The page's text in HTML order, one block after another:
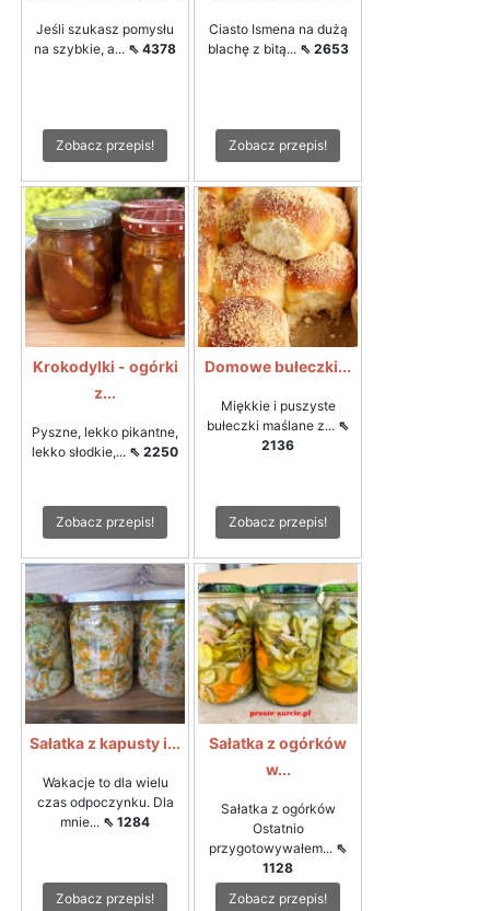
Jeśli szukasz pomysłu
na szybkie, a... ⇖ 4378
Zobacz przepis!
Ciasto Ismena na dużą
blachę z bitą... ⇖ 2653
Zobacz przepis!
Krokodylki - ogórki
z...
Pyszne, lekko pikantne,
lekko słodkie,... ⇖ 2250
Zobacz przepis!
Domowe bułeczki...
Miękkie i puszyste
bułeczki maślane z... ⇖
2136
Zobacz przepis!
Sałatka z kapusty i...
Wakacje to dla wielu
czas odpoczynku. Dla
mnie... ⇖ 1284
Zobacz przepis!
Sałatka z ogórków
w...
Sałatka z ogórków
Ostatnio
przygotowywałem... ⇖
1128
Zobacz przepis!